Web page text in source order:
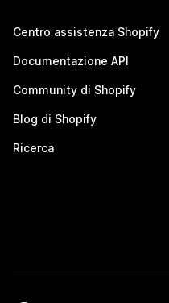
Centro assistenza Shopify
Documentazione API
Community di Shopify
Blog di Shopify
Ricerca